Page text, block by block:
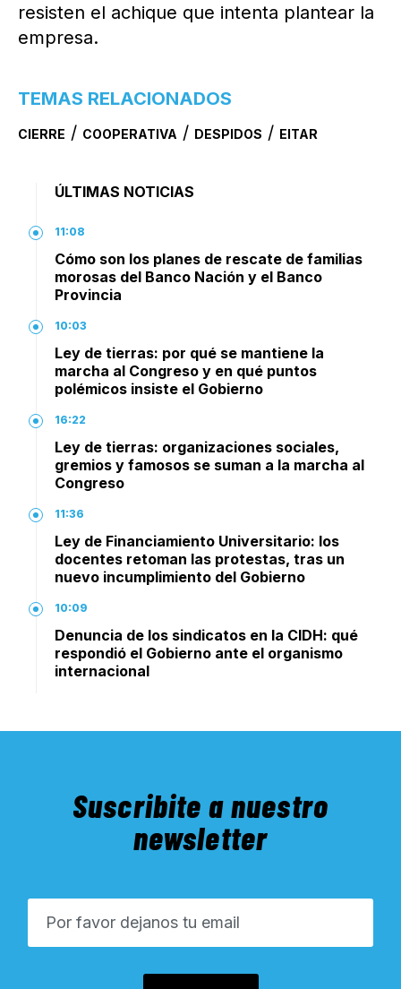
resisten el achique que intenta plantear la
empresa.
TEMAS RELACIONADOS
CIERRE / COOPERATIVA / DESPIDOS / EITAR
ÚLTIMAS NOTICIAS
11:08
Cómo son los planes de rescate de familias
morosas del Banco Nación y el Banco
Provincia
10:03
Ley de tierras: por qué se mantiene la
marcha al Congreso y en qué puntos
polémicos insiste el Gobierno
16:22
Ley de tierras: organizaciones sociales,
gremios y famosos se suman a la marcha al
Congreso
11:36
Ley de Financiamiento Universitario: los
docentes retoman las protestas, tras un
nuevo incumplimiento del Gobierno
10:09
Denuncia de los sindicatos en la CIDH: qué
respondió el Gobierno ante el organismo
internacional
Suscribite a nuestro
newsletter